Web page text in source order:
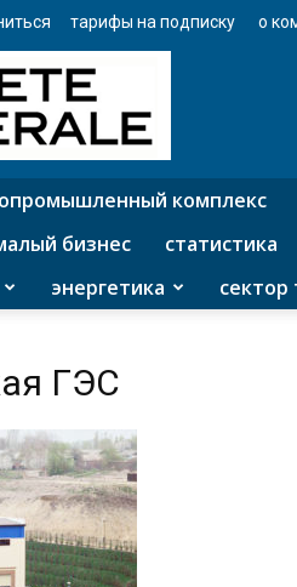
тарифы на подписку о
комплекс
бизнес статистика
энергетика сектор
ГЭС